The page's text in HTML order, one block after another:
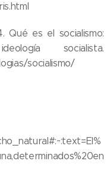
Qué es el socialismo:
socialista.
socialismo/